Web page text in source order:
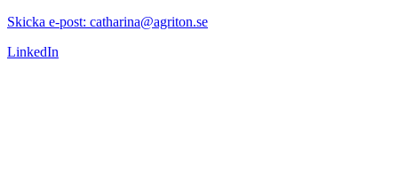
Skicka e-post: catharina@agriton.se
LinkedIn